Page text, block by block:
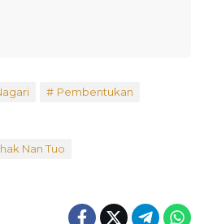
Pembentukan
Nan Tuo